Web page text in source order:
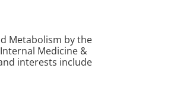
Metabolism by the
Medicine &
interests include